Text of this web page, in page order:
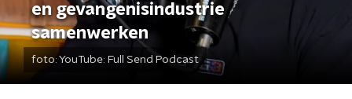
en gevangenisindustrie
samenwerken
foto: YouTube: Full Send Podcast